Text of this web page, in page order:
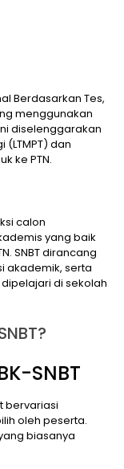
Berdasarkan Tes,
menggunakan
diselenggarakan
(LTMPT) dan
ke PTN.
calon
yang baik
SNBT dirancang
akademik, serta
di sekolah
SNBT
bervariasi
oleh peserta.
biasanya